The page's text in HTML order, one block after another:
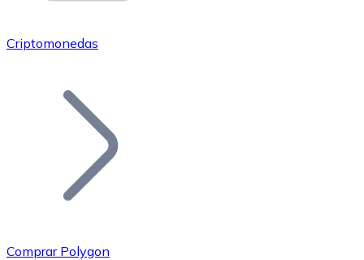
Únete a nuestra red de distribuidores.
Añade tu proyecto a nuestro ecosistema.
Criptomonedas
Comprar Polygon